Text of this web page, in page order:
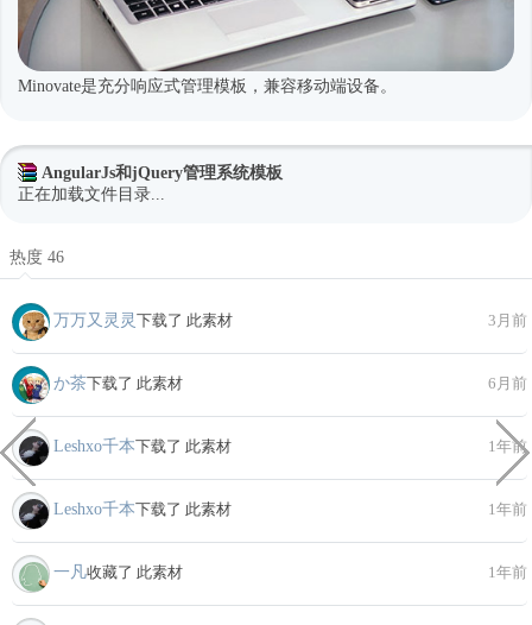
Minovate是充分响应式管理模板，兼容移动端设备。
AngularJs和jQuery管理系统模板
正在加载文件目录...
热度 46
万万又灵灵 下载了 此素材 3月前
か茶下载了 此素材 6月前
Leshxo千本下载了 此素材 1年前
Leshxo千本下载了 此素材 1年前
一凡收藏了 此素材 1年前